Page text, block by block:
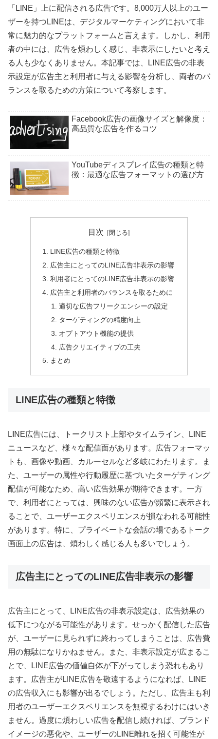
「LINE」上に配信される広告です。8,000万人以上のユー
ザーを持つLINEは、デジタルマーケティングにおいて非
常に魅力的なプラットフォームと言えます。しかし、利用
者の中には、広告を煩わしく感じ、非表示にしたいと考え
る人も少なくありません。本記事では、LINE広告の非表
示設定が広告主と利用者に与える影響を分析し、両者のバ
ランスを取るための方策について考察します。
Facebook広告の画像サイズと解像度：
高品質な広告を作るコツ
YouTubeディスプレイ広告の種類と特
徴：最適な広告フォーマットの選び方
目次
LINE広告の種類と特徴
広告主にとってのLINE広告非表示の影響
利用者にとってのLINE広告非表示の影響
広告主と利用者のバランスを取るために
適切な広告フリークエンシーの設定
ターゲティングの精度向上
オプトアウト機能の提供
広告クリエイティブの工夫
まとめ
LINE広告の種類と特徴
LINE広告には、トークリスト上部やタイムライン、LINE
ニュースなど、様々な配信面があります。広告フォーマッ
トも、画像や動画、カルーセルなど多岐にわたります。ま
た、ユーザーの属性や行動履歴に基づいたターゲティング
配信が可能なため、高い広告効果が期待できます。一方
で、利用者にとっては、興味のない広告が頻繁に表示され
ることで、ユーザーエクスペリエンスが損なわれる可能性
があります。特に、プライベートな会話の場であるトーク
画面上の広告は、煩わしく感じる人も多いでしょう。
広告主にとってのLINE広告非表示の影響
広告主にとって、LINE広告の非表示設定は、広告効果の
低下につながる可能性があります。せっかく配信した広告
が、ユーザーに見られずに終わってしまうことは、広告費
用の無駄になりかねません。また、非表示設定が広まるこ
とで、LINE広告の価値自体が下がってしまう恐れもあり
ます。広告主がLINE広告を敬遠するようになれば、LINE
の広告収入にも影響が出るでしょう。ただし、広告主も利
用者のユーザーエクスペリエンスを無視するわけにはいき
ません。過度に煩わしい広告を配信し続ければ、ブランド
イメージの悪化や、ユーザーのLINE離れを招く可能性が